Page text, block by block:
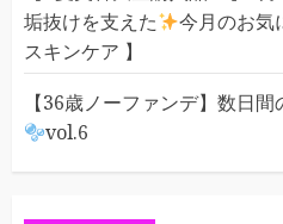
垢抜けを支えた
今月のお気
スキンケア 】
【36歳ノーファンデ】数日
vol.6